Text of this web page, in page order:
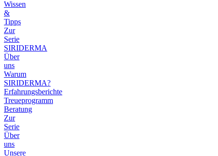
Wissen
&
Tipps
Zur
Serie
SIRIDERMA
Über
uns
Warum
SIRIDERMA?
Erfahrungsberichte
Treueprogramm
Beratung
Zur
Serie
Über
uns
Unsere